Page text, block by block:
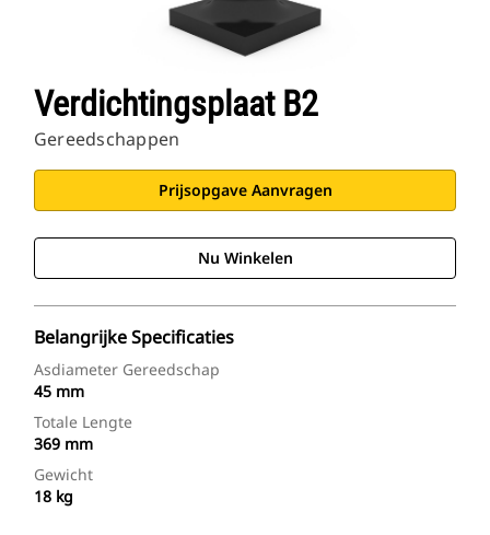
Verdichtingsplaat B2
Gereedschappen
Prijsopgave Aanvragen
Nu Winkelen
Belangrijke Specificaties
Asdiameter Gereedschap
45 mm
Totale Lengte
369 mm
Gewicht
18 kg